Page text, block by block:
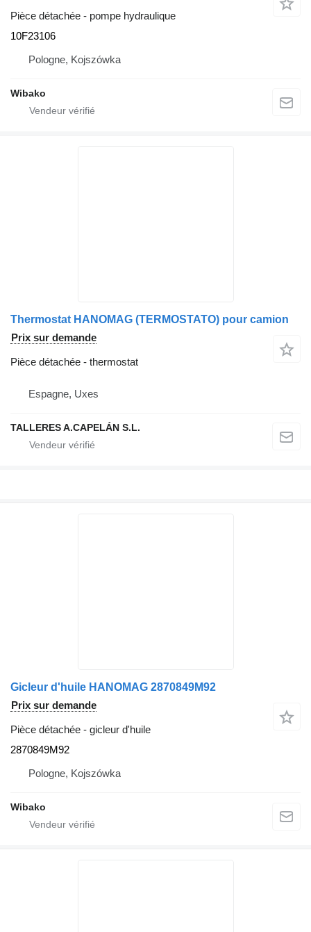
Pièce détachée - pompe hydraulique
10F23106
Pologne, Kojszówka
Wibako
Thermostat HANOMAG (TERMOSTATO) pour camion
Prix sur demande
Pièce détachée - thermostat
Espagne, Uxes
TALLERES A.CAPELÁN S.L.
Gicleur d'huile HANOMAG 2870849M92
Prix sur demande
Pièce détachée - gicleur d'huile
2870849M92
Pologne, Kojszówka
Wibako